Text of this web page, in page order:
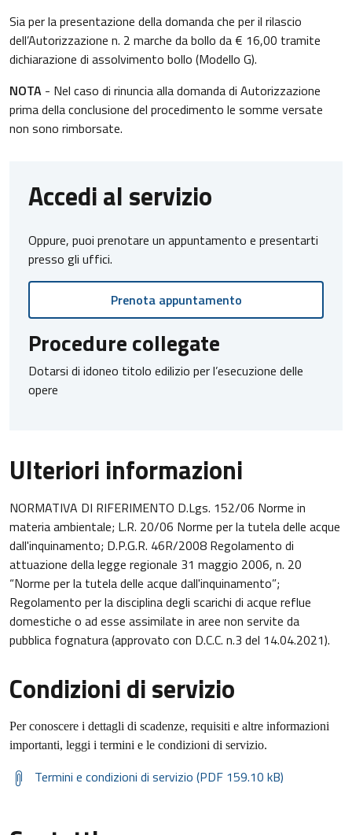
Sia per la presentazione della domanda che per il rilascio
dell’Autorizzazione n. 2 marche da bollo da € 16,00 tramite
dichiarazione di assolvimento bollo (Modello G).
NOTA - Nel caso di rinuncia alla domanda di Autorizzazione
prima della conclusione del procedimento le somme versate
non sono rimborsate.
Accedi al servizio
Oppure, puoi prenotare un appuntamento e presentarti
presso gli uffici.
Prenota appuntamento
Procedure collegate
Dotarsi di idoneo titolo edilizio per l’esecuzione delle
opere
Ulteriori informazioni
NORMATIVA DI RIFERIMENTO D.Lgs. 152/06 Norme in
materia ambientale; L.R. 20/06 Norme per la tutela delle acque
dall'inquinamento; D.P.G.R. 46R/2008 Regolamento di
attuazione della legge regionale 31 maggio 2006, n. 20
“Norme per la tutela delle acque dall'inquinamento”;
Regolamento per la disciplina degli scarichi di acque reflue
domestiche o ad esse assimilate in aree non servite da
pubblica fognatura (approvato con D.C.C. n.3 del 14.04.2021).
Condizioni di servizio
Per conoscere i dettagli di scadenze, requisiti e altre informazioni
importanti, leggi i termini e le condizioni di servizio.
Termini e condizioni di servizio (PDF 159.10 kB)